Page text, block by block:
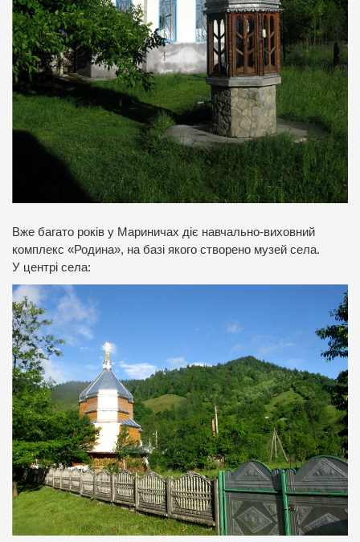
Вже багато років у Мариничах діє навчально-виховний
комплекс «Родина», на базі якого створено музей села.
У центрі села: